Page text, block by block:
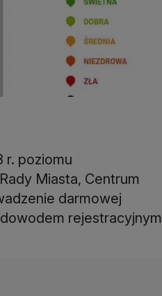
r. poziomu
Miasta, Centrum
darmowej
rejestracyjnym